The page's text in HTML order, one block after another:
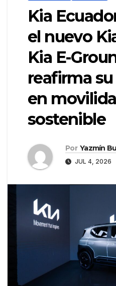
Kia
el nuevo
Kia E-
reafirma
en
sostenible
Por Yazmín
JUL 4, 2026